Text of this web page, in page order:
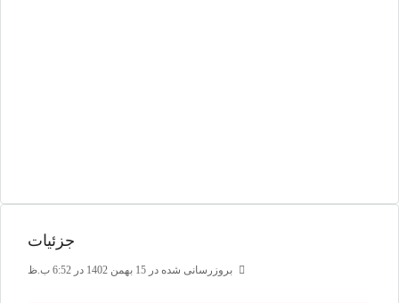
جزئیات
بروزرسانی شده در 15 بهمن 1402 در 6:52 ب.ظ